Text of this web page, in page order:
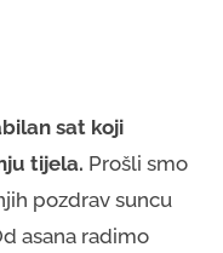
sat koji
tijela. Prošli smo
pozdrav suncu
asana radimo